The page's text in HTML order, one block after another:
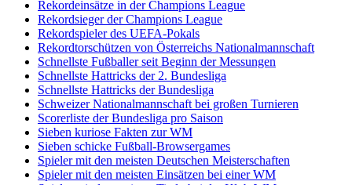
Rekordeinsätze in der Champions League
Rekordsieger der Champions League
Rekordspieler des UEFA-Pokals
Rekordtorschützen von Österreichs Nationalmannschaft
Schnellste Fußballer seit Beginn der Messungen
Schnellste Hattricks der 2. Bundesliga
Schnellste Hattricks der Bundesliga
Schweizer Nationalmannschaft bei großen Turnieren
Scorerliste der Bundesliga pro Saison
Sieben kuriose Fakten zur WM
Sieben schicke Fußball-Browsergames
Spieler mit den meisten Deutschen Meisterschaften
Spieler mit den meisten Einsätzen bei einer WM